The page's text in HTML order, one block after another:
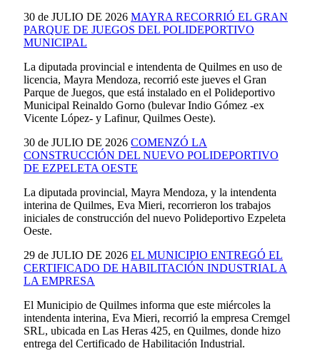
30 de JULIO DE 2026 MAYRA RECORRIÓ EL GRAN
PARQUE DE JUEGOS DEL POLIDEPORTIVO
MUNICIPAL
La diputada provincial e intendenta de Quilmes en uso de
licencia, Mayra Mendoza, recorrió este jueves el Gran
Parque de Juegos, que está instalado en el Polideportivo
Municipal Reinaldo Gorno (bulevar Indio Gómez -ex
Vicente López- y Lafinur, Quilmes Oeste).
30 de JULIO DE 2026 COMENZÓ LA
CONSTRUCCIÓN DEL NUEVO POLIDEPORTIVO
DE EZPELETA OESTE
La diputada provincial, Mayra Mendoza, y la intendenta
interina de Quilmes, Eva Mieri, recorrieron los trabajos
iniciales de construcción del nuevo Polideportivo Ezpeleta
Oeste.
29 de JULIO DE 2026 EL MUNICIPIO ENTREGÓ EL
CERTIFICADO DE HABILITACIÓN INDUSTRIAL A
LA EMPRESA
El Municipio de Quilmes informa que este miércoles la
intendenta interina, Eva Mieri, recorrió la empresa Cremgel
SRL, ubicada en Las Heras 425, en Quilmes, donde hizo
entrega del Certificado de Habilitación Industrial.